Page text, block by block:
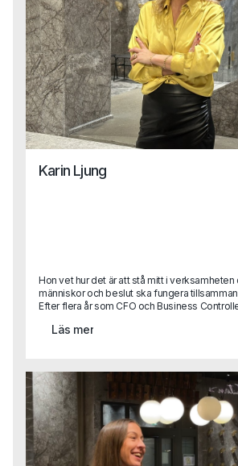
Karin Ljung
Hon vet hur det är att stå mitt i verksamheten
människor och beslut ska fungera
Efter flera år som CFO och Business
in som Business Area Lead på Capa.Med sin
person för att göra det. Karins perspektiv
tillskott i vårt arbete med att hjälpa företag
verkliga behov, och samtidigt stötta våra
sin fulla potential ute hos kund.Vi tog en
Karin för att lära känna henne lite bättre och
hur hon ser på sin nya roll, vad som driver
hon hoppas kunna bidra med på Capa.
Läs mer